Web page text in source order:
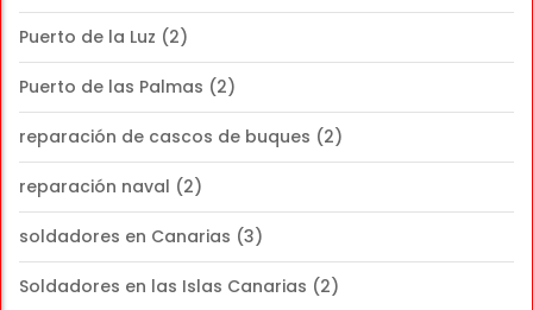
Puerto de la Luz (2)
Puerto de las Palmas (2)
reparación de cascos de buques (2)
reparación naval (2)
soldadores en Canarias (3)
Soldadores en las Islas Canarias (2)